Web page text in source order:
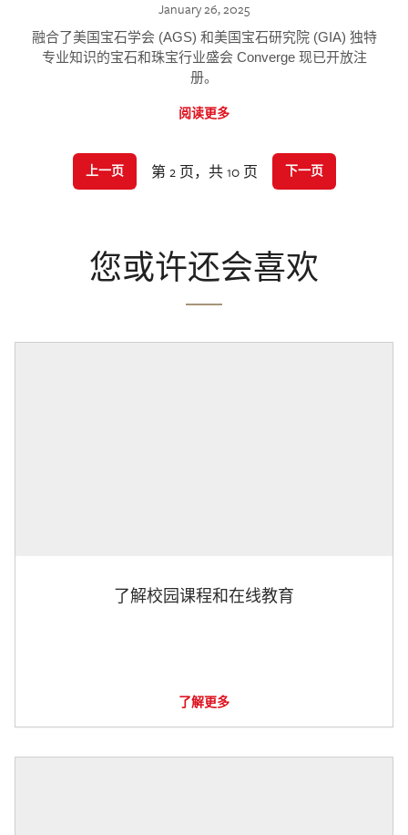
January 26, 2025
融合了美国宝石学会 (AGS) 和美国宝石研究院 (GIA) 独特
专业知识的宝石和珠宝行业盛会 Converge 现已开放注
册。
阅读更多
上一页 第 2 页，共 10 页 下一页
您或许还会喜欢
了解校园课程和在线教育
了解更多